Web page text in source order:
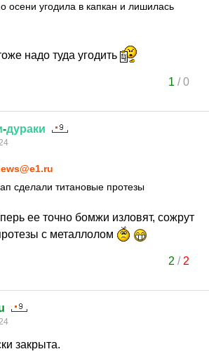
осени угодила в капкан и лишилась
надо туда угодить
1 /0
-дураки
сделали титановые протезы
ее точно бомжи изловят, сожрут
с металлолом
2 / 2
закрыта.